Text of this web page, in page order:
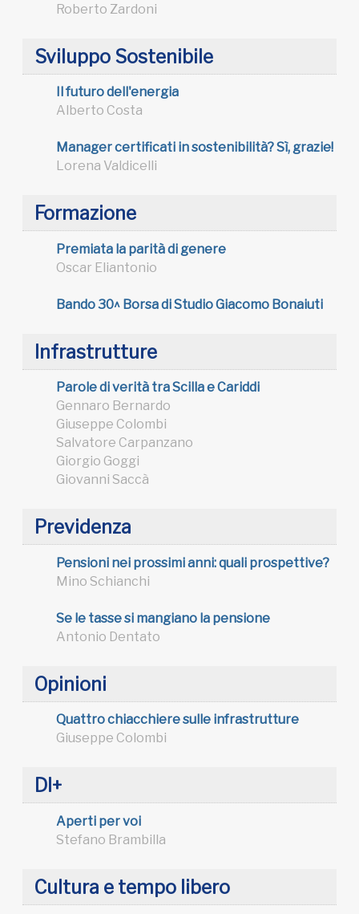
Roberto Zardoni
Sviluppo Sostenibile
Il futuro dell'energia
Alberto Costa
Manager certificati in sostenibilità? Sì, grazie!
Lorena Valdicelli
Formazione
Premiata la parità di genere
Oscar Eliantonio
Bando 30^ Borsa di Studio Giacomo Bonaiuti
Infrastrutture
Parole di verità tra Scilla e Cariddi
Gennaro Bernardo
Giuseppe Colombi
Salvatore Carpanzano
Giorgio Goggi
Giovanni Saccà
Previdenza
Pensioni nei prossimi anni: quali prospettive?
Mino Schianchi
Se le tasse si mangiano la pensione
Antonio Dentato
Opinioni
Quattro chiacchiere sulle infrastrutture
Giuseppe Colombi
DI+
Aperti per voi
Stefano Brambilla
Cultura e tempo libero